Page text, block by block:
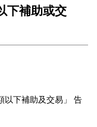
下補助或交
以下補助及交易」 告